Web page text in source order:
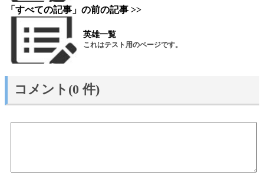
「すべての記事」の前の記事 >>
英雄一覧
これはテスト用のページです。
コメント(0 件)